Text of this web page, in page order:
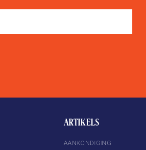
ARTIKELS
AANKONDIGING